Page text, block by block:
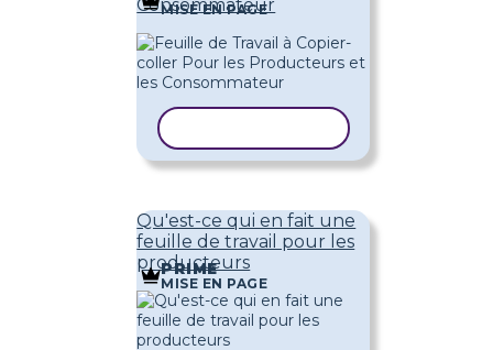
Consommateur
MISE EN PAGE
Qu'est-ce qui en fait une
feuille de travail pour les
producteurs
PRIME
MISE EN PAGE